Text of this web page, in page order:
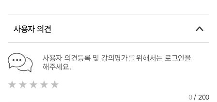
사용자 의견
사용자 의견등록 및 강의평가를 위해서는 로그인을
해주세요.
0/ 200